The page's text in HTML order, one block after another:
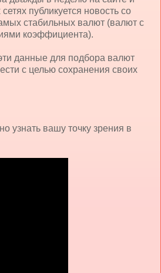
публикуется новость со
стабильных валют (валют с
коэффициента).
данные для подбора валют
с целью сохранения своих
узнать вашу точку зрения в